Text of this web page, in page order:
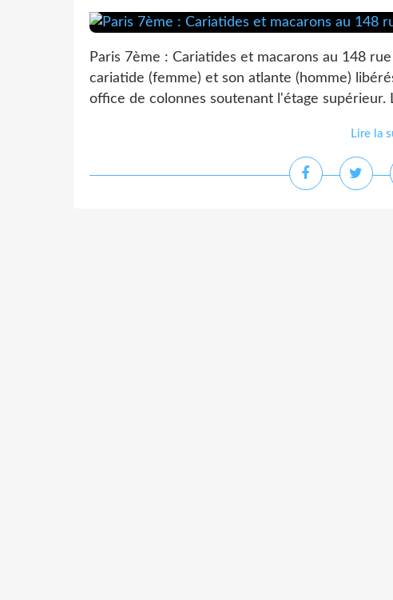
Paris 7ème : Cariatides et macarons au 148
cariatide (femme) et son atlante (homme)
office de colonnes soutenant l'étage supérieur.
Lire la